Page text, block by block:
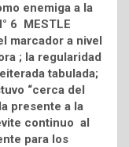
enemiga a la
6 MESTLE
marcador a nivel
; la regularidad
tabulada;
“cerca del
presente a la
continuo al
para los